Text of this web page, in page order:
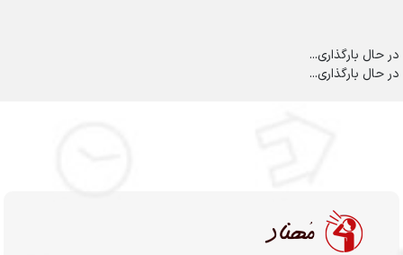
در حال بارگذاری...
در حال بارگذاری...